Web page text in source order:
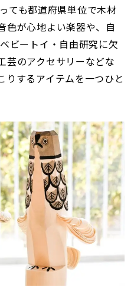
ても都道府県単位で木材
色が心地よい楽器や、自
ビートイ・自由研究に欠
芸のアクセサリーなどな
りするアイテムを一つひと